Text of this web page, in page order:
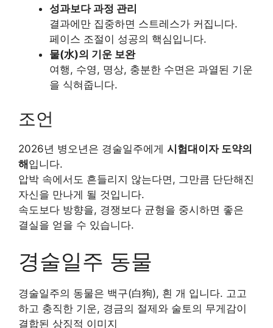
성과보다 과정 관리
결과에만 집중하면 스트레스가 커집니다.
페이스 조절이 성공의 핵심입니다.
물(水)의 기운 보완
여행, 수영, 명상, 충분한 수면은 과열된 기운
을 식혀줍니다.
조언
2026년 병오년은 경술일주에게 시험대이자 도약의
해입니다.
압박 속에서도 흔들리지 않는다면, 그만큼 단단해진
자신을 만나게 될 것입니다.
속도보다 방향을, 경쟁보다 균형을 중시하면 좋은
결실을 얻을 수 있습니다.
경술일주 동물
경술일주의 동물은 백구(白狗), 흰 개 입니다. 고고
하고 충직한 기운, 경금의 절제와 술토의 무게감이
결합된 상징적 이미지